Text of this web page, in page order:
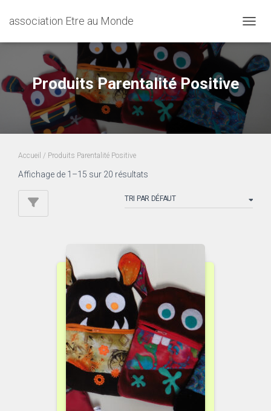
association Etre au Monde
Produits Parentalité Positive
Accueil / Produits Parentalité Positive
Affichage de 1–15 sur 20 résultats